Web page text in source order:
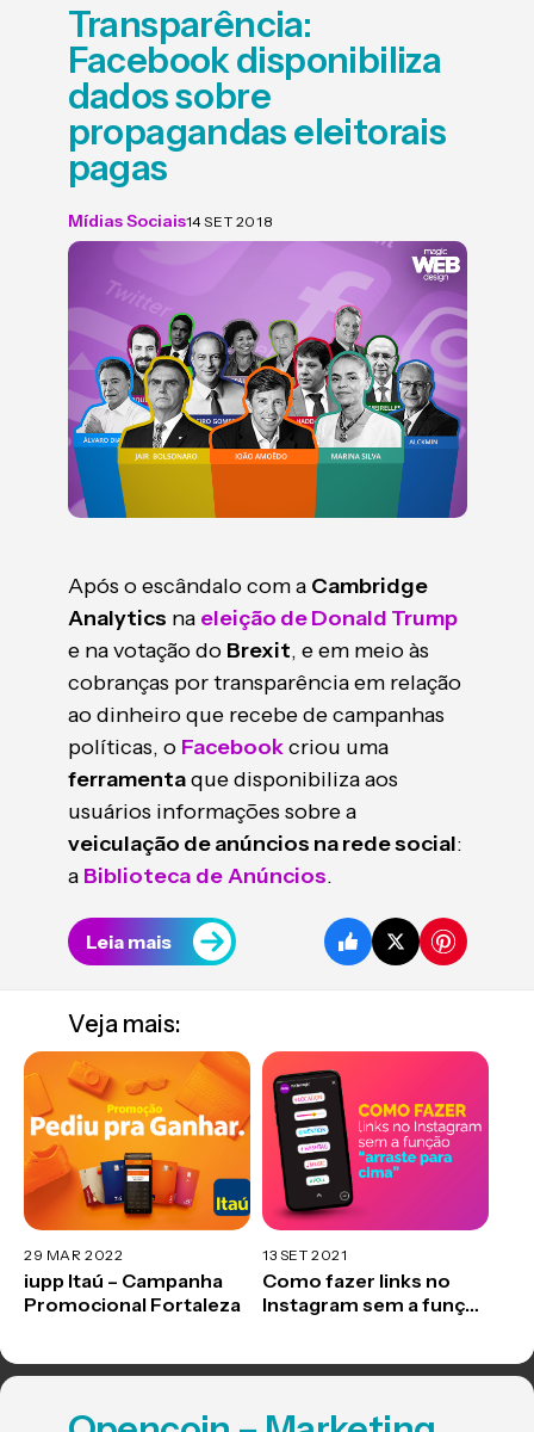
Transparência:
Facebook disponibiliza
dados sobre
propagandas eleitorais
pagas
Mídias Sociais14 SET 2018
Após o escândalo com a Cambridge
Analytics na eleição de Donald Trump
e na votação do Brexit, e em meio às
cobranças por transparência em relação
ao dinheiro que recebe de campanhas
políticas, o Facebookcriou uma
ferramentaque disponibiliza aos
usuários informações sobre a
veiculação de anúncios na rede social:
a Biblioteca de Anúncios.
Leia mais
Veja mais:
29 MAR 2022
iupp Itaú – Campanha
Promocional Fortaleza
13 SET 2021
Como fazer links no
Instagram sem a função